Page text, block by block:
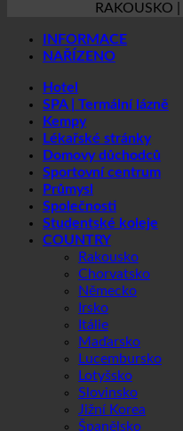
RAKOUSKO |
INFORMACE
NAŘÍZENO
Hotel
SPA | Termální lázně
Kempy
Lékařské stránky
Domovy důchodců
Sportovní centrum
Průmysl
Společnosti
Studentské koleje
COUNTRY
Rakousko
Chorvatsko
Německo
Irsko
Itálie
Maďarsko
Lucembursko
Lotyšsko
Slovinsko
Jižní Korea
Španělsko